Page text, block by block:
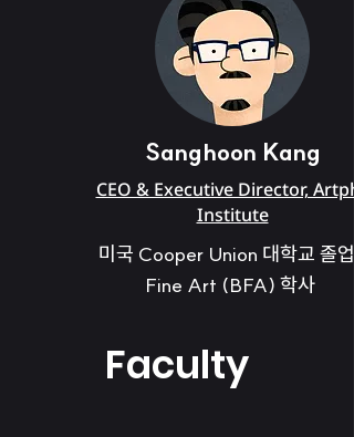
Sanghoon Kang
CEO & Executive Director,
Institute
미국 Cooper Union 대학교 졸업 /
Fine Art (BFA) 학사
Faculty